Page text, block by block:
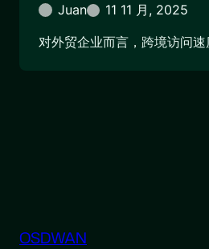
Juan
11 11 月, 2025
对外贸企业而言，跨境访问
OSDWAN